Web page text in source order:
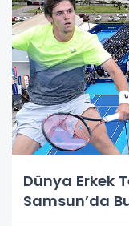
Dünya Erkek
Samsun’da